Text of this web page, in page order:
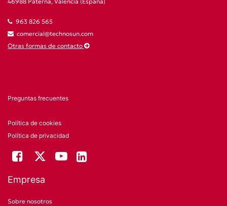
963 826 565
comercial@technosun.com
Otras formas de contacto
Preguntas frecuentes
Política de cookies
Política de privacidad
Empresa
Sobre nosotros